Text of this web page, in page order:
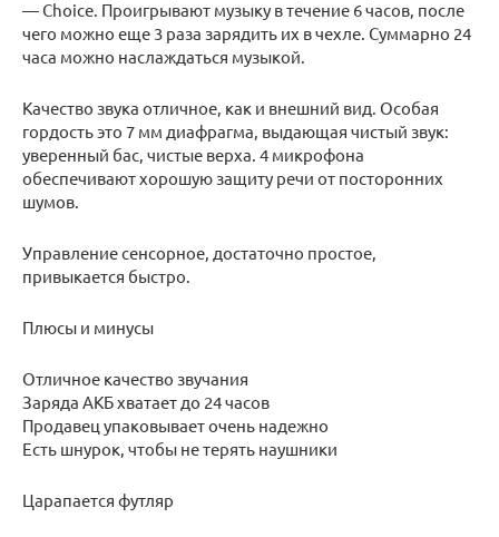
— Choice. Проигрывают музыку в течение 6 часов, после
чего можно еще 3 раза зарядить их в чехле. Суммарно 24
часа можно наслаждаться музыкой.
Качество звука отличное, как и внешний вид. Особая
гордость это 7 мм диафрагма, выдающая чистый звук:
уверенный бас, чистые верха. 4 микрофона
обеспечивают хорошую защиту речи от посторонних
шумов.
Управление сенсорное, достаточно простое,
привыкается быстро.
Плюсы и минусы
Отличное качество звучания
Заряда АКБ хватает до 24 часов
Продавец упаковывает очень надежно
Есть шнурок, чтобы не терять наушники
Царапается футляр